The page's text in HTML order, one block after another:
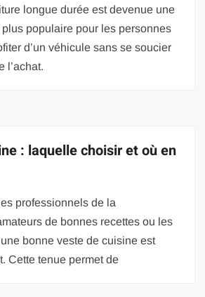
longue durée est devenue une
populaire pour les personnes
d’un véhicule sans se soucier
l’achat.
: laquelle choisir et où en
professionnels de la
de bonnes recettes ou les
bonne veste de cuisine est
Cette tenue permet de